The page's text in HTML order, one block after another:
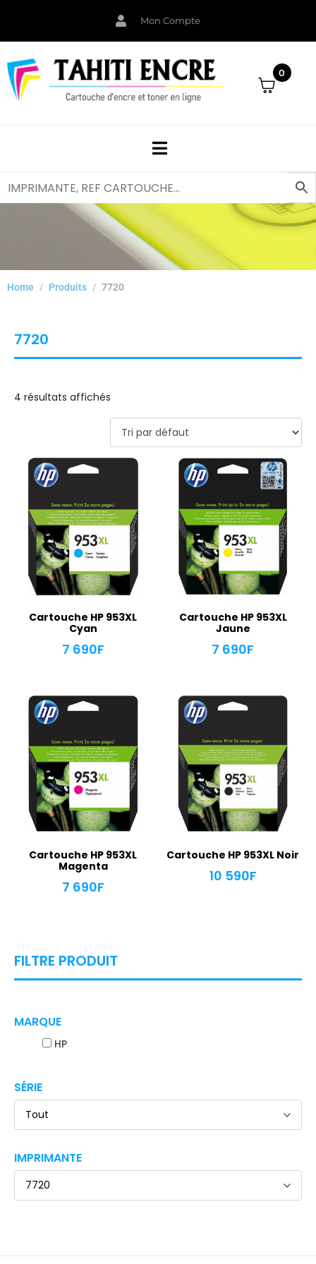
Mon Compte
0
Home Produits 7720
7720
4 résultats affichés
Cartouche HP 953XL
Cyan
7 690F
Cartouche HP 953XL
Jaune
7 690F
Cartouche HP 953XL
Magenta
7 690F
Cartouche HP 953XL Noir
10 590F
FILTRE PRODUIT
MARQUE
HP
SÉRIE
Tout
IMPRIMANTE
7720